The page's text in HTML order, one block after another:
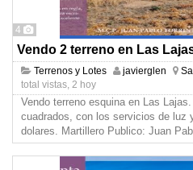
4
Vendo 2 terreno en Las
Terrenos y Lotes javierglen
total vistas, 2 hoy
Vendo terreno esquina en Las
cuadrados, con los servicios de luz
dolares. Martillero Publico: Juan